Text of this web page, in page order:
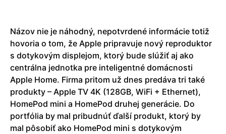
Názov nie je náhodný, nepotvrdené informácie totiž
hovoria o tom, že Apple pripravuje nový reproduktor
s dotykovým displejom, ktorý bude slúžiť aj ako
centrálna jednotka pre inteligentné domácnosti
Apple Home. Firma pritom už dnes predáva tri také
produkty – Apple TV 4K (128GB, WiFi + Ethernet),
HomePod mini a HomePod druhej generácie. Do
portfólia by mal pribudnúť ďalší produkt, ktorý by
mal pôsobiť ako HomePod mini s dotykovým